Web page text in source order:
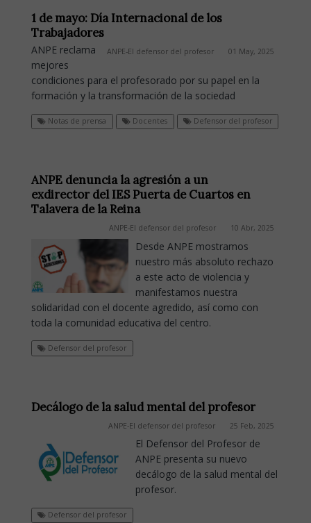
1 de mayo: Día Internacional de los
Trabajadores
ANPE-El defensor del profesor 01 May, 2025
ANPE reclama
mejores
condiciones para el profesorado por su papel en la
formación y la transformación de la sociedad
Notas de prensa Docentes Defensor del profesor
ANPE denuncia la agresión a un
exdirector del IES Puerta de Cuartos en
Talavera de la Reina
ANPE-El defensor del profesor 10 Abr, 2025
Desde ANPE mostramos
nuestro más absoluto rechazo
a este acto de violencia y
manifestamos nuestra
solidaridad con el docente agredido, así como con
toda la comunidad educativa del centro.
Defensor del profesor
Decálogo de la salud mental del profesor
ANPE-El defensor del profesor 25 Feb, 2025
El Defensor del Profesor de
ANPE presenta su nuevo
decálogo de la salud mental del
profesor.
Defensor del profesor